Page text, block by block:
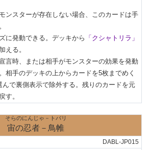
ンスターが存在しない場合、このカードは手
に発動できる。デッキから 「クシャトリラ」
える。
言時、または相手がモンスターの効果を発動
相手のデッキの上からカードを5枚までめく
んで裏側表示で除外する。残りのカードを元
す。
そらのにんじゃ－トバリ
宙の忍者－鳥帷
DABL-JP015